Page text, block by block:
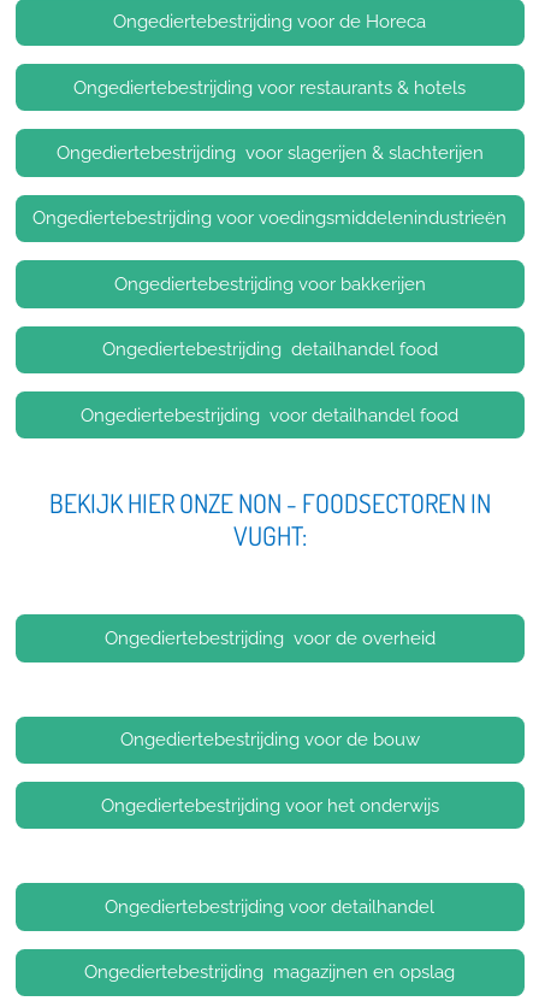
Ongediertebestrijding voor de Horeca
Ongediertebestrijding voor restaurants & hotels
Ongediertebestrijding voor slagerijen & slachterijen
Ongediertebestrijding voor voedingsmiddelenindustrieën
Ongediertebestrijding voor bakkerijen
Ongediertebestrijding detailhandel food
Ongediertebestrijding voor detailhandel food
BEKIJK HIER ONZE NON - FOODSECTOREN IN
VUGHT:
Ongediertebestrijding voor de overheid
Ongediertebestrijding voor de bouw
Ongediertebestrijding voor het onderwijs
Ongediertebestrijding voor detailhandel
Ongediertebestrijding magazijnen en opslag